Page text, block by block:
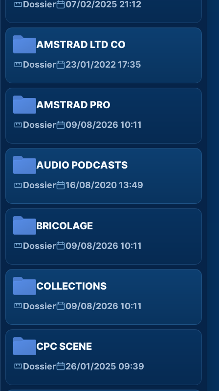
Dossier 07/02/2025 21:12
AMSTRAD LTD CO
Dossier 23/01/2022 17:35
AMSTRAD PRO
Dossier 09/08/2026 10:11
AUDIO PODCASTS
Dossier 16/08/2020 13:49
BRICOLAGE
Dossier 09/08/2026 10:11
COLLECTIONS
Dossier 09/08/2026 10:11
CPC SCENE
Dossier 26/01/2025 09:39